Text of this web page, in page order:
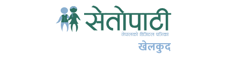
खेलकुद